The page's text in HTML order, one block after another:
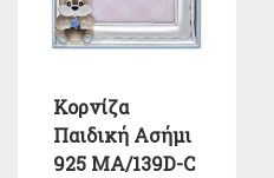
Κορνίζα
Παιδική Ασήμι
925 MA/139D-C